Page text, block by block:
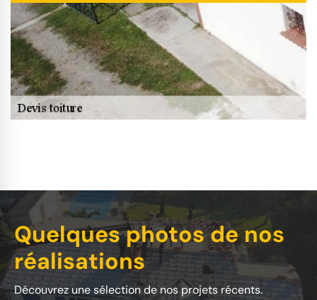
Quelques photos de nos
réalisations
Découvrez une sélection de nos projets récents.